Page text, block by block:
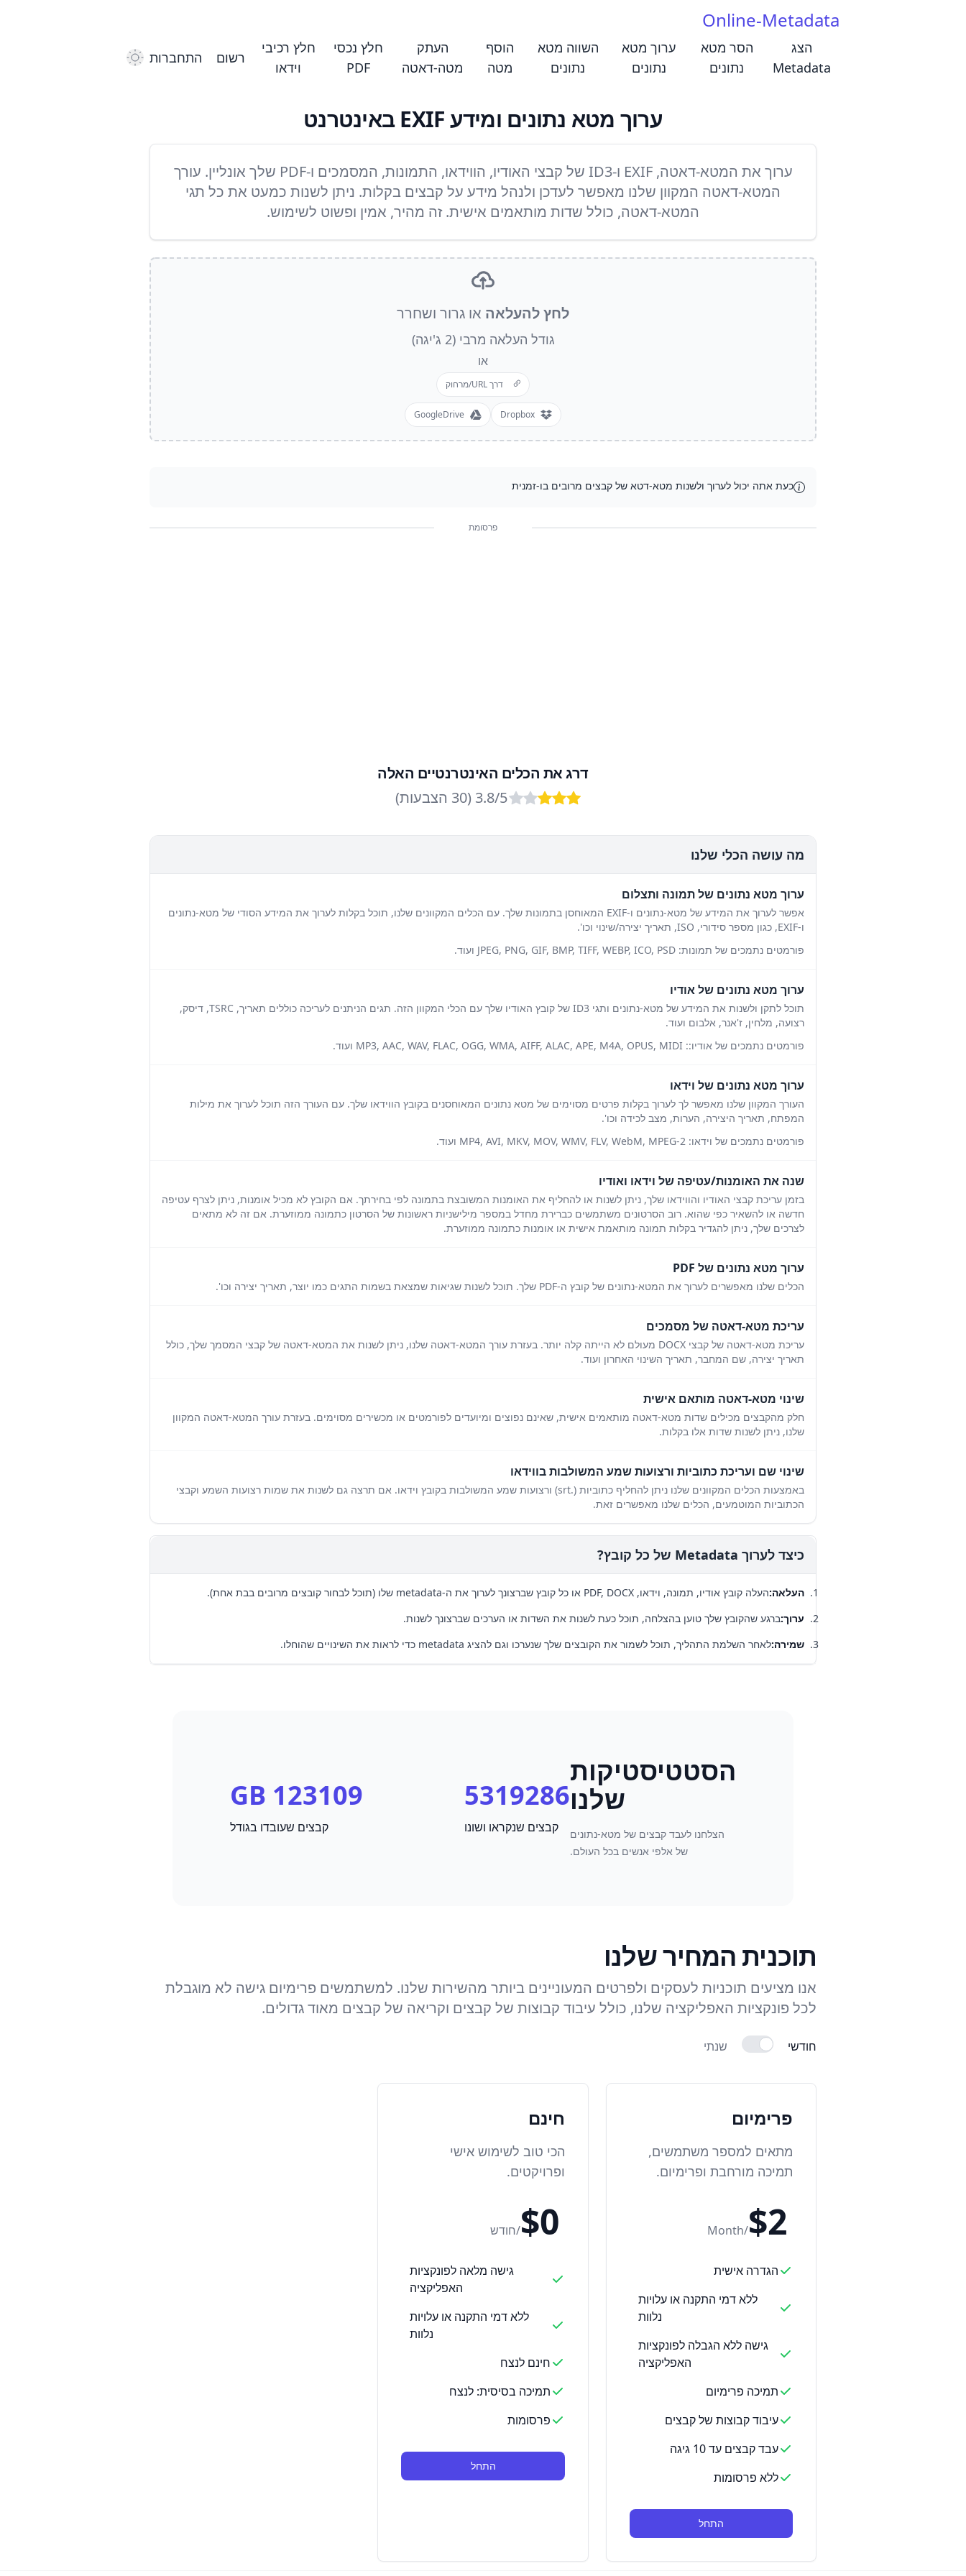
Online-Metadata
הצג
Metadata
הסר מטא
נתונים
ערוך מטא
נתונים
השווה מטא
נתונים
הוסף
מטה
העתק
מטה-דאטה
חלץ נכסי
PDF
חלץ רכיבי
וידאו
רשום התחברות Dark Mode
ערוך מטא נתונים ומידע EXIF באינטרנט
ערוך את המטא-דאטה, EXIF ו-ID3 של קבצי האודיו, הווידאו, התמונות, המסמכים ו-PDF שלך אונליין. עורך
המטא-דאטה המקוון שלנו מאפשר לעדכן ולנהל מידע על קבצים בקלות. ניתן לשנות כמעט את כל תגי
המטא-דאטה, כולל שדות מותאמים אישית. זה מהיר, אמין ופשוט לשימוש.
לחץ להעלאה או גרור ושחרר
גודל העלאה מרבי (2 ג'יגה)
או
דרך URL/מרחוק
Dropbox
GoogleDrive
כעת אתה יכול לערוך ולשנות מטא-דטא של קבצים מרובים בו-זמנית
פרסומת
דרג את הכלים האינטרנטיים האלה
Bad
Poor
OK
Good
Excellent
3.8/5 (
30 הצבעות)
מה עושה הכלי שלנו
ערוך מטא נתונים של תמונה ותצלום
אפשר לערוך את המידע של מטא-נתונים ו-EXIF המאוחסן בתמונות שלך. עם הכלים המקוונים שלנו, תוכל בקלות לערוך את המידע הסודי של מטא-נתונים
ו-EXIF, כגון מספר סידורי, ISO, תאריך יצירה/שינוי וכו'.
פורמטים נתמכים של תמונות: JPEG, PNG, GIF, BMP, TIFF, WEBP, ICO, PSD ועוד.
ערוך מטא נתונים של אודיו
תוכל לתקן ולשנות את המידע של מטא-נתונים ותגי ID3 של קובץ האודיו שלך עם הכלי המקוון הזה. תגים הניתנים לעריכה כוללים תאריך, TSRC, דיסק,
רצועה, מלחין, ז'אנר, אלבום ועוד.
פורמטים נתמכים של אודיו:: MP3, AAC, WAV, FLAC, OGG, WMA, AIFF, ALAC, APE, M4A, OPUS, MIDI ועוד.
ערוך מטא נתונים של וידאו
העורך המקוון שלנו מאפשר לך לערוך בקלות פרטים מסוימים של מטא נתונים המאוחסנים בקובץ הווידאו שלך. עם העורך הזה תוכל לערוך את מילות
המפתח, תאריך היצירה, הערות, מצב לכידה וכו'.
פורמטים נתמכים של וידאו: MP4, AVI, MKV, MOV, WMV, FLV, WebM, MPEG-2 ועוד.
שנה את האומנות/עטיפה של וידאו ואודיו
בזמן עריכת קבצי האודיו והווידאו שלך, ניתן לשנות או להחליף את האומנות המשובצת בתמונה לפי בחירתך. אם הקובץ לא מכיל אומנות, ניתן לצרף עטיפה
חדשה או להשאיר כפי שהוא. רוב הסרטונים משתמשים כברירת מחדל במספר מילישניות ראשונות של הסרטון כתמונה ממוזערת. אם זה לא מתאים
לצרכים שלך, ניתן להגדיר בקלות תמונה מותאמת אישית או אומנות כתמונה ממוזערת.
ערוך מטא נתונים של PDF
הכלים שלנו מאפשרים לערוך את המטא-נתונים של קובץ ה-PDF שלך. תוכל לשנות שגיאות שמצאת בשמות התגים כמו יוצר, תאריך יצירה וכו'.
עריכת מטא-דאטה של מסמכים
עריכת מטא-דאטה של קבצי DOCX מעולם לא הייתה קלה יותר. בעזרת עורך המטא-דאטה שלנו, ניתן לשנות את המטא-דאטה של קבצי המסמך שלך, כולל
תאריך יצירה, שם המחבר, תאריך השינוי האחרון ועוד.
שינוי מטא-דאטה מותאם אישית
חלק מהקבצים מכילים שדות מטא-דאטה מותאמים אישית, שאינם נפוצים ומיועדים לפורמטים או מכשירים מסוימים. בעזרת עורך המטא-דאטה המקוון
שלנו, ניתן לשנות שדות אלו בקלות.
שינוי שם ועריכת כתוביות ורצועות שמע המשולבות בווידאו
באמצעות הכלים המקוונים שלנו ניתן להחליף כתוביות (.srt) ורצועות שמע המשולבות בקובץ וידאו. אם תרצה גם לשנות את שמות רצועות השמע וקבצי
הכתוביות המוטמעים, הכלים שלנו מאפשרים זאת.
כיצד לערוך Metadata של כל קובץ?
העלאה:העלה קובץ אודיו, תמונה, וידאו, PDF, DOCX או כל קובץ שברצונך לערוך את ה-metadata שלו (תוכל לבחור קובצים מרובים בבת אחת).
ערוך:ברגע שהקובץ שלך טוען בהצלחה, תוכל כעת לשנות את השדות או הערכים שברצונך לשנות.
שמירה:לאחר השלמת התהליך, תוכל לשמור את הקובצים שלך שנערכו וגם להציג metadata כדי לראות את השינויים שהוחלו.
הסטטיסטיקות
שלנו
הצלחנו לעבד קבצים של מטא-נתונים
של אלפי אנשים בכל העולם.
5319286
קבצים שנקראו ושונו
123109 GB
קבצים שעובדו בגודל
תוכנית המחיר שלנו
אנו מציעים תוכניות לעסקים ולפרטים המעוניינים ביותר מהשירות שלנו. למשתמשים פרימיום גישה לא מוגבלת
לכל פונקציות האפליקציה שלנו, כולל עיבוד קבוצות של קבצים וקריאה של קבצים מאוד גדולים.
חודשי שנתי
פרימיום
מתאים למספר משתמשים,
תמיכה מורחבת ופרימיום.
$2
/
Month
הגדרה אישית
ללא דמי התקנה או עלויות
נלוות
גישה ללא הגבלה לפונקציות
האפליקציה
תמיכה פרימיום
עיבוד קבוצות של קבצים
עבד קבצים עד 10 גיגה
ללא פרסומות
התחל
חינם
הכי טוב לשימוש אישי
ופרויקטים.
$0/חודש
גישה מלאה לפונקציות
האפליקציה
ללא דמי התקנה או עלויות
נלוות
חינם לנצח
תמיכה בסיסית: לנצח
פרסומות
התחל